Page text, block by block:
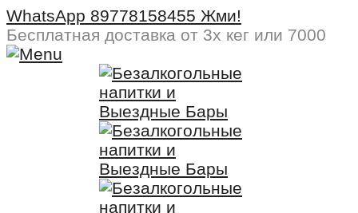
WhatsApp 89778158455 Жми!
Бесплатная доставка от 3х кег или 7000